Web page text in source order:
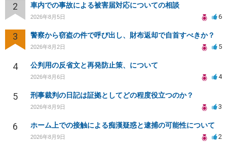
2 車内での事故による被害届対応についての相談
2026年8月5日 6
3 警察から窃盗の件で呼び出し、財布返却で自首すべきか？
2026年8月2日 5
4 公判用の反省文と再発防止策、について
2026年8月6日 4
5 刑事裁判の日記は証拠としてどの程度役立つのか？
2026年8月9日 3
6 ホーム上での接触による痴漢疑惑と逮捕の可能性について
2026年8月9日 2